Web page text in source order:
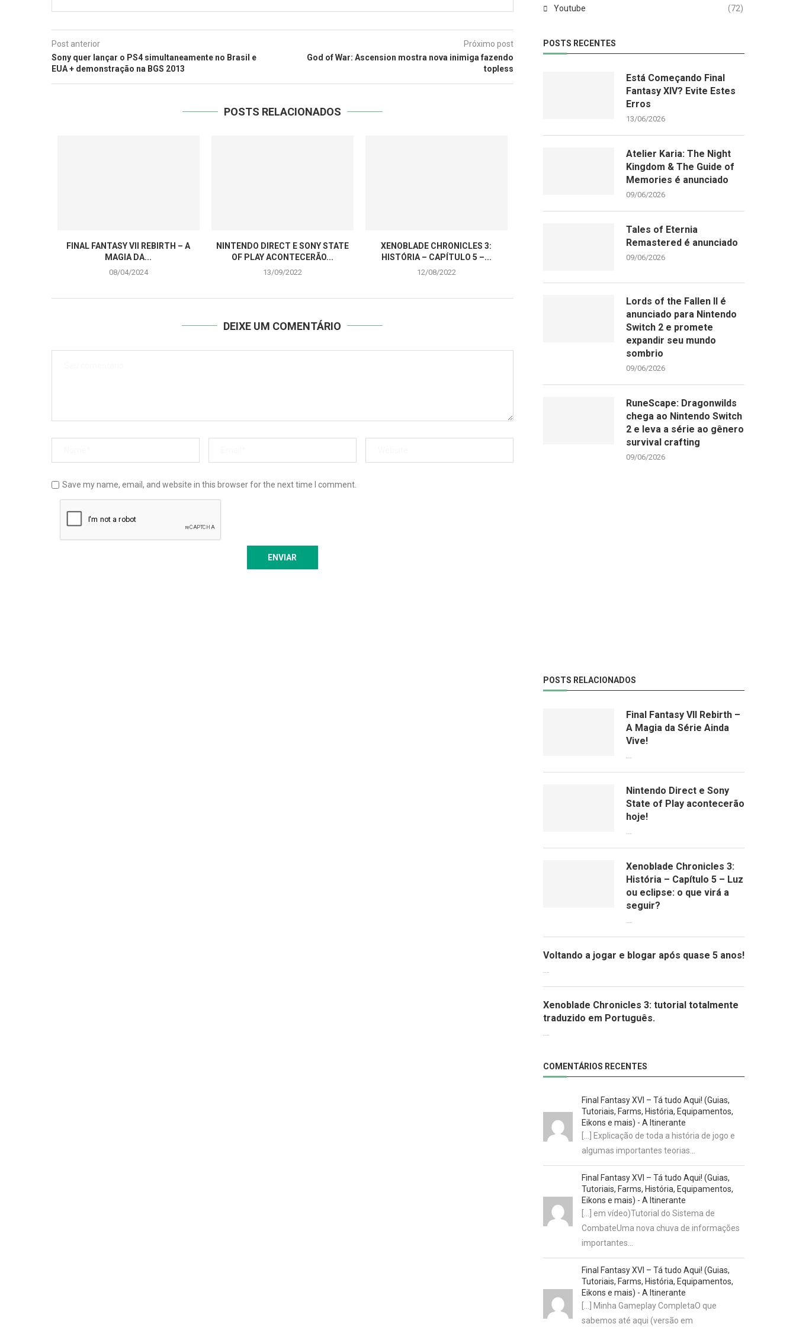
Post anterior
Sony quer lançar o PS4 simultaneamente no Brasil e
EUA + demonstração na BGS 2013
Próximo post
God of War: Ascension mostra nova inimiga fazendo
topless
POSTS RELACIONADOS
FINAL FANTASY VII REBIRTH – A
MAGIA DA...
08/04/2024
NINTENDO DIRECT E SONY STATE
OF PLAY ACONTECERÃO...
13/09/2022
XENOBLADE CHRONICLES 3:
HISTÓRIA – CAPÍTULO 5 –...
12/08/2022
DEIXE UM COMENTÁRIO
Save my name, email, and website in this browser for the next time I comment.
Youtube (72)
POSTS RECENTES
Está Começando Final
Fantasy XIV? Evite Estes
Erros
13/06/2026
Atelier Karia: The Night
Kingdom & The Guide of
Memories é anunciado
09/06/2026
Tales of Eternia
Remastered é anunciado
09/06/2026
Lords of the Fallen II é
anunciado para Nintendo
Switch 2 e promete
expandir seu mundo
sombrio
09/06/2026
RuneScape: Dragonwilds
chega ao Nintendo Switch
2 e leva a série ao gênero
survival crafting
09/06/2026
POSTS RELACIONADOS
Final Fantasy VII Rebirth –
A Magia da Série Ainda
Vive!
Nintendo Direct e Sony
State of Play acontecerão
hoje!
Xenoblade Chronicles 3:
História – Capítulo 5 – Luz
ou eclipse: o que virá a
seguir?
Voltando a jogar e blogar após quase 5 anos!
Xenoblade Chronicles 3: tutorial totalmente
traduzido em Português.
COMENTÁRIOS RECENTES
Final Fantasy XVI – Tá tudo Aqui! (Guias,
Tutoriais, Farms, História, Equipamentos,
Eikons e mais) - A Itinerante
[…] Explicação de toda a história de jogo e
algumas importantes teorias…
Final Fantasy XVI – Tá tudo Aqui! (Guias,
Tutoriais, Farms, História, Equipamentos,
Eikons e mais) - A Itinerante
[…] em vídeo)Tutorial do Sistema de
CombateUma nova chuva de informações
importantes…
Final Fantasy XVI – Tá tudo Aqui! (Guias,
Tutoriais, Farms, História, Equipamentos,
Eikons e mais) - A Itinerante
[…] Minha Gameplay CompletaO que
sabemos até aqui (versão em